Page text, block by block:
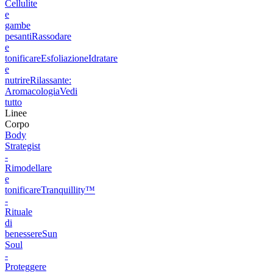
Cellulite
e
gambe
pesantiRassodare
e
tonificareEsfoliazioneIdratare
e
nutrireRilassante:
AromacologiaVedi
tutto
Linee
Corpo
Body
Strategist
-
Rimodellare
e
tonificareTranquillity™
-
Rituale
di
benessereSun
Soul
-
Proteggere